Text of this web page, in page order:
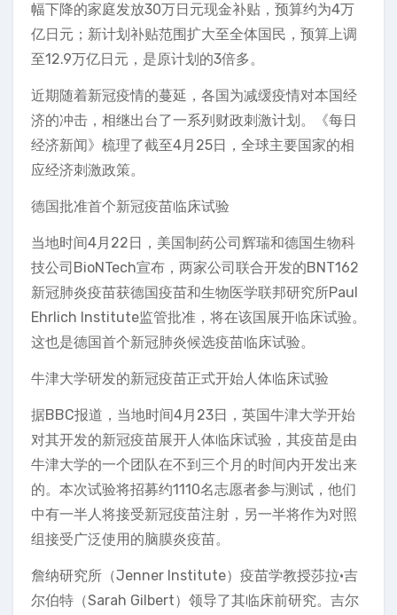
幅下降的家庭发放30万日元现金补贴，预算约为4万
亿日元；新计划补贴范围扩大至全体国民，预算上调
至12.9万亿日元，是原计划的3倍多。
近期随着新冠疫情的蔓延，各国为减缓疫情对本国经
济的冲击，相继出台了一系列财政刺激计划。《每日
经济新闻》梳理了截至4月25日，全球主要国家的相
应经济刺激政策。
德国批准首个新冠疫苗临床试验
当地时间4月22日，美国制药公司辉瑞和德国生物科
技公司BioNTech宣布，两家公司联合开发的BNT162
新冠肺炎疫苗获德国疫苗和生物医学联邦研究所Paul
Ehrlich Institute监管批准，将在该国展开临床试验。
这也是德国首个新冠肺炎候选疫苗临床试验。
牛津大学研发的新冠疫苗正式开始人体临床试验
据BBC报道，当地时间4月23日，英国牛津大学开始
对其开发的新冠疫苗展开人体临床试验，其疫苗是由
牛津大学的一个团队在不到三个月的时间内开发出来
的。本次试验将招募约1110名志愿者参与测试，他们
中有一半人将接受新冠疫苗注射，另一半将作为对照
组接受广泛使用的脑膜炎疫苗。
詹纳研究所（Jenner Institute）疫苗学教授莎拉·吉
尔伯特（Sarah Gilbert）领导了其临床前研究。吉尔